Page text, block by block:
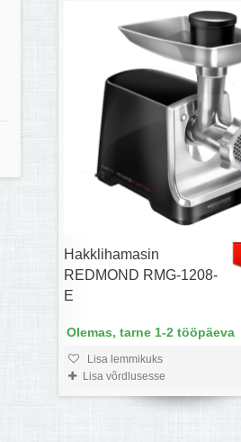
Hakklihamasin
REDMOND RMG-1208-
E
Olemas, tarne 1-2 tööpäeva
Lisa lemmikuks
Lisa võrdlusesse